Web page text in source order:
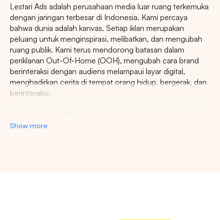
Lestari Ads adalah perusahaan media luar ruang terkemuka
dengan jaringan terbesar di Indonesia. Kami percaya
bahwa dunia adalah kanvas. Setiap iklan merupakan
peluang untuk menginspirasi, melibatkan, dan mengubah
ruang publik. Kami terus mendorong batasan dalam
periklanan Out-Of-Home (OOH), mengubah cara brand
berinteraksi dengan audiens melampaui layar digital,
menghadirkan cerita di tempat orang hidup, bergerak, dan
berinteraksi.
Show more